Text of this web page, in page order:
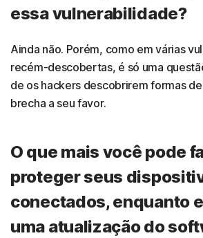
essa vulnerabilidade?
Ainda não. Porém, como em várias
recém-descobertas, é só uma
de os hackers descobrirem formas
brecha a seu favor.
O que mais você pode
proteger seus
conectados, enquanto
uma atualização do